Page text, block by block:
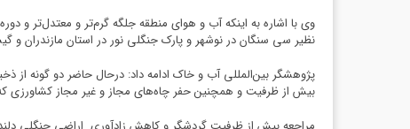
وی با اشاره به اینکه آب و هوای منطقه جلگه گرم‌تر و معتدل‌تر و
نظیر سی سنگان در نوشهر و پارک جنگلی نور در استان مازندران و
پژوهشگر بین‌المللی آب و خاک ادامه داد: درحال حاضر دو گونه
بیش از ظرفیت و همچنین حفر چاه‌های مجاز و غیر مجاز کشاورزی